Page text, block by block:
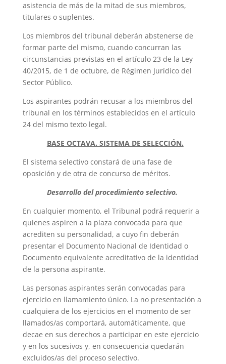
asistencia de más de la mitad de sus miembros,
titulares o suplentes.
Los miembros del tribunal deberán abstenerse de
formar parte del mismo, cuando concurran las
circunstancias previstas en el artículo 23 de la Ley
40/2015, de 1 de octubre, de Régimen Jurídico del
Sector Público.
Los aspirantes podrán recusar a los miembros del
tribunal en los términos establecidos en el artículo
24 del mismo texto legal.
BASE OCTAVA. SISTEMA DE SELECCIÓN.
El sistema selectivo constará de una fase de
oposición y de otra de concurso de méritos.
Desarrollo del procedimiento selectivo.
En cualquier momento, el Tribunal podrá requerir a
quienes aspiren a la plaza convocada para que
acrediten su personalidad, a cuyo fin deberán
presentar el Documento Nacional de Identidad o
Documento equivalente acreditativo de la identidad
de la persona aspirante.
Las personas aspirantes serán convocadas para
ejercicio en llamamiento único. La no presentación a
cualquiera de los ejercicios en el momento de ser
llamados/as comportará, automáticamente, que
decae en sus derechos a participar en este ejercicio
y en los sucesivos y, en consecuencia quedarán
excluidos/as del proceso selectivo.